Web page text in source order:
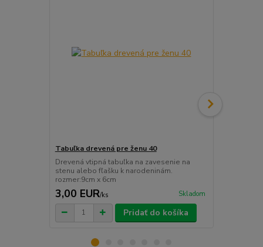
Tabuľka drevená pre ženu 40
Drevená vtipná tabuľka na zavesenie na
stenu alebo fľašku k narodeninám.
rozmer:9cm x 6cm
3,00 EUR/ks Skladom
Pridať do košíka